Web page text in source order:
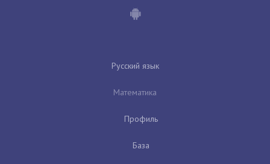
Русский язык
Математика
Профиль
База